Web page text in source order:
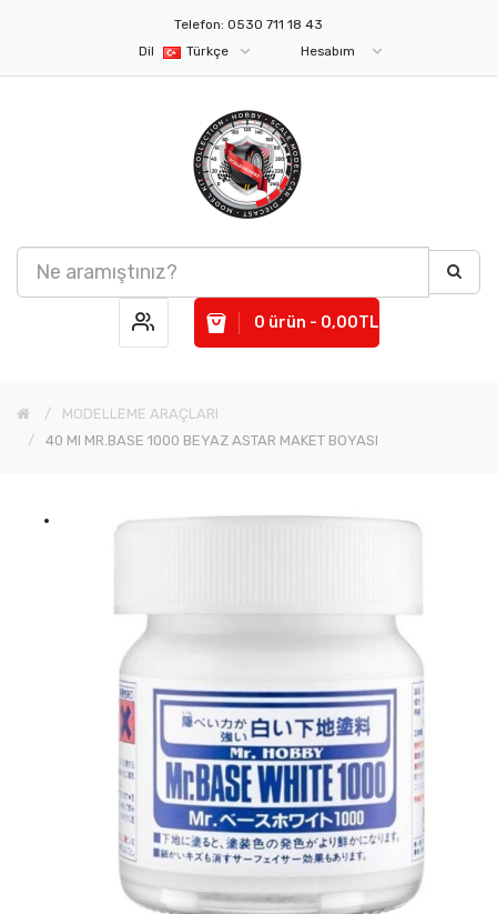
Telefon: 0530 711 18 43
Dil
Türkçe Hesabım
0 ürün - 0,00TL
MODELLEME ARAÇLARI
40 Ml MR.BASE 1000 BEYAZ ASTAR MAKET BOYASI